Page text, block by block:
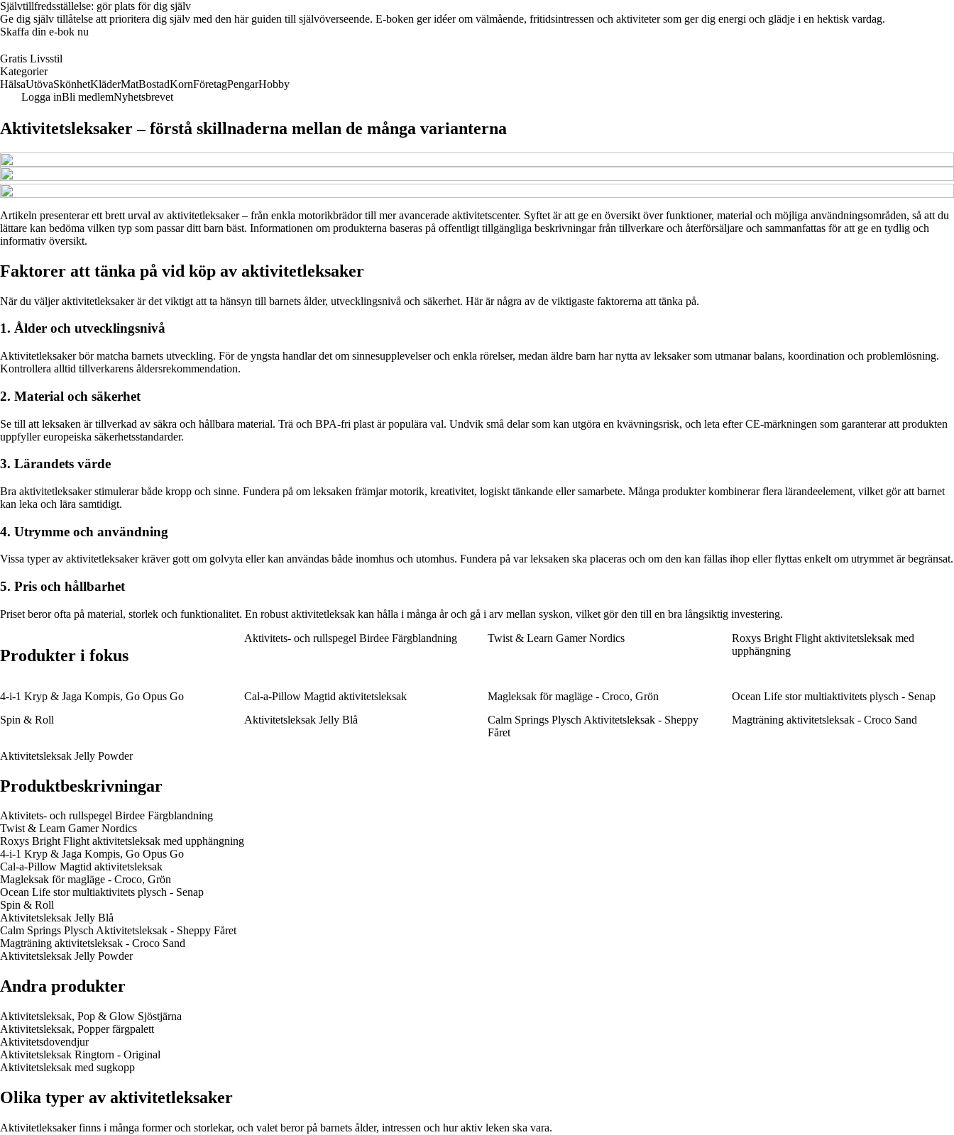
Självtillfredsställelse: gör plats för dig själv
Ge dig själv tillåtelse att prioritera dig själv med den här guiden till självöverseende. E-boken ger idéer om välmående, fritidsintressen och aktiviteter som ger dig energi och glädje i en hektisk vardag.
Skaffa din e-bok nu
Gratis Livsstil
Kategorier
HälsaUtövaSkönhetKläderMatBostadKornFöretagPengarHobby
Logga inBli medlemNyhetsbrevet
Aktivitetsleksaker – förstå skillnaderna mellan de många varianterna
Artikeln presenterar ett brett urval av aktivitetleksaker – från enkla motorikbrädor till mer avancerade aktivitetscenter. Syftet är att ge en översikt över funktioner, material och möjliga användningsområden, så att du
lättare kan bedöma vilken typ som passar ditt barn bäst. Informationen om produkterna baseras på offentligt tillgängliga beskrivningar från tillverkare och återförsäljare och sammanfattas för att ge en tydlig och
informativ översikt.
Faktorer att tänka på vid köp av aktivitetleksaker
När du väljer aktivitetleksaker är det viktigt att ta hänsyn till barnets ålder, utvecklingsnivå och säkerhet. Här är några av de viktigaste faktorerna att tänka på.
1. Ålder och utvecklingsnivå
Aktivitetleksaker bör matcha barnets utveckling. För de yngsta handlar det om sinnesupplevelser och enkla rörelser, medan äldre barn har nytta av leksaker som utmanar balans, koordination och problemlösning.
Kontrollera alltid tillverkarens åldersrekommendation.
2. Material och säkerhet
Se till att leksaken är tillverkad av säkra och hållbara material. Trä och BPA-fri plast är populära val. Undvik små delar som kan utgöra en kvävningsrisk, och leta efter CE-märkningen som garanterar att produkten
uppfyller europeiska säkerhetsstandarder.
3. Lärandets värde
Bra aktivitetleksaker stimulerar både kropp och sinne. Fundera på om leksaken främjar motorik, kreativitet, logiskt tänkande eller samarbete. Många produkter kombinerar flera lärandeelement, vilket gör att barnet
kan leka och lära samtidigt.
4. Utrymme och användning
Vissa typer av aktivitetleksaker kräver gott om golvyta eller kan användas både inomhus och utomhus. Fundera på var leksaken ska placeras och om den kan fällas ihop eller flyttas enkelt om utrymmet är begränsat.
5. Pris och hållbarhet
Priset beror ofta på material, storlek och funktionalitet. En robust aktivitetleksak kan hålla i många år och gå i arv mellan syskon, vilket gör den till en bra långsiktig investering.
Produkter i fokus
Aktivitets- och rullspegel Birdee Färgblandning Twist & Learn Gamer Nordics
Roxys Bright Flight aktivitetsleksak med
upphängning
4-i-1 Kryp & Jaga Kompis, Go Opus Go Cal-a-Pillow Magtid aktivitetsleksak Magleksak för magläge - Croco, Grön
Ocean Life stor multiaktivitets plysch - Senap
Spin & Roll
Aktivitetsleksak Jelly Blå
Calm Springs Plysch Aktivitetsleksak - Sheppy
Fåret
Magträning aktivitetsleksak - Croco Sand
Aktivitetsleksak Jelly Powder
Produktbeskrivningar
Aktivitets- och rullspegel Birdee Färgblandning
Twist & Learn Gamer Nordics
Roxys Bright Flight aktivitetsleksak med upphängning
4-i-1 Kryp & Jaga Kompis, Go Opus Go
Cal-a-Pillow Magtid aktivitetsleksak
Magleksak för magläge - Croco, Grön
Ocean Life stor multiaktivitets plysch - Senap
Spin & Roll
Aktivitetsleksak Jelly Blå
Calm Springs Plysch Aktivitetsleksak - Sheppy Fåret
Magträning aktivitetsleksak - Croco Sand
Aktivitetsleksak Jelly Powder
Andra produkter
Aktivitetsleksak, Pop & Glow Sjöstjärna
Aktivitetsleksak, Popper färgpalett
Aktivitetsdovendjur
Aktivitetsleksak Ringtorn - Original
Aktivitetsleksak med sugkopp
Olika typer av aktivitetleksaker
Aktivitetleksaker finns i många former och storlekar, och valet beror på barnets ålder, intressen och hur aktiv leken ska vara.